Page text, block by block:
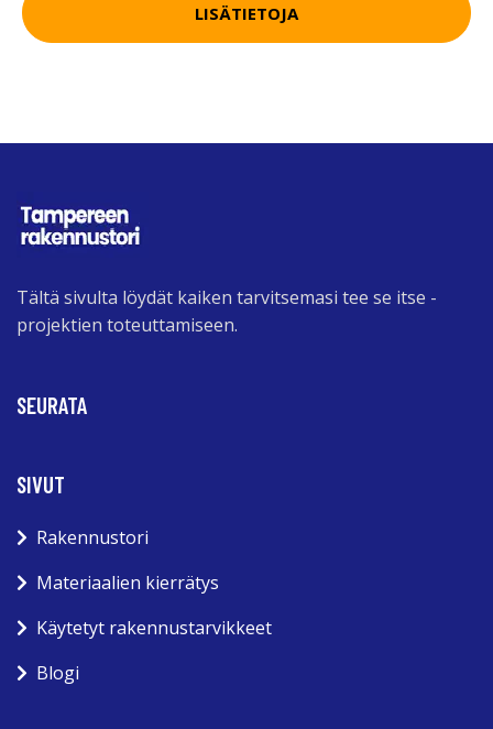
LISÄTIETOJA
Tältä sivulta löydät kaiken tarvitsemasi tee se itse -
projektien toteuttamiseen.
SEURATA
SIVUT
Rakennustori
Materiaalien kierrätys
Käytetyt rakennustarvikkeet
Blogi